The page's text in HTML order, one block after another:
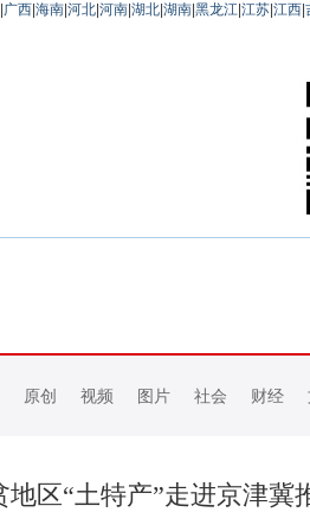
广西 海南 河北 河南 湖北 湖南 黑龙江 江苏 江西
原创 视频 图片 社会 财经
地区“土特产”走进京津冀